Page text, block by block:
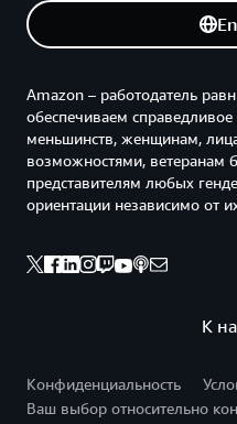
К
Amazon – работодатель
обеспечиваем
меньшинств, женщинам,
возможностями, ветеранам
представителям любых
ориентации независимо от
Конфиденциальность
Ваш выбор относительно